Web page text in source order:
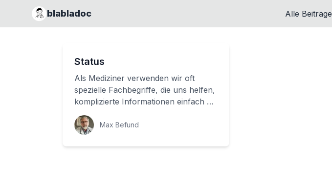
blabladoc Alle Beiträge
Status
Als Mediziner verwenden wir oft
spezielle Fachbegriffe, die uns helfen,
komplizierte Informationen einfach zu
verstehen. Eines dieser wichtigen
Konzep...Max Befund